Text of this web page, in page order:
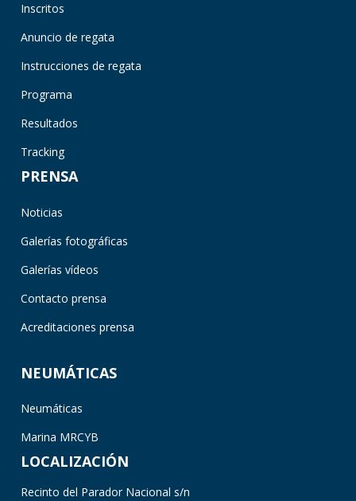
Inscritos
Anuncio de regata
Instrucciones de regata
Programa
Resultados
Tracking
PRENSA
Noticias
Galerías fotográficas
Galerías vídeos
Contacto prensa
Acreditaciones prensa
NEUMÁTICAS
Neumáticas
Marina MRCYB
LOCALIZACIÓN
Recinto del Parador Nacional s/n